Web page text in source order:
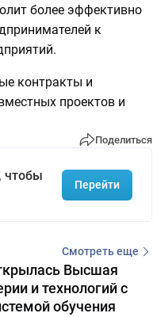
более эффективно
к
контракты и
проектов и
Поделиться
, чтобы
Перейти
Смотреть еще
Высшая
и технологий с
обучения